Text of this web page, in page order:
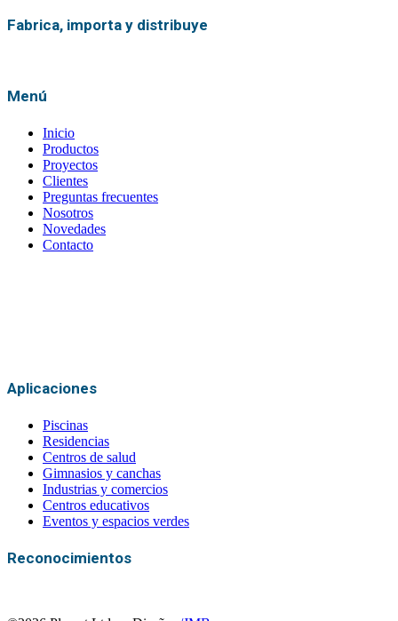
Fabrica, importa y distribuye
Menú
Inicio
Productos
Proyectos
Clientes
Preguntas frecuentes
Nosotros
Novedades
Contacto
Aplicaciones
Piscinas
Residencias
Centros de salud
Gimnasios y canchas
Industrias y comercios
Centros educativos
Eventos y espacios verdes
Reconocimientos